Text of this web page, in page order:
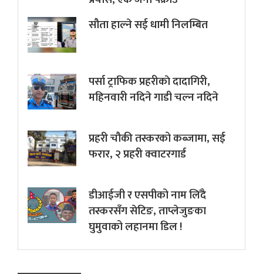
सौता हाल्ने सई धामी निलम्बित
पर्सा ट्राफिक प्रहरीकाे दादागिरी,
महिनवारी नदिने गाडी चल्न नदिने
प्रहरी चौकी तस्करको कब्जामा, सई
फरार, २ प्रहरी क्वाटरगार्ड
डीआईजी र एसपीको नाम लिँदै
तस्करसँग सेटिङ, ताप्लेजुङका
घुमुवाको लहानमा डिल !